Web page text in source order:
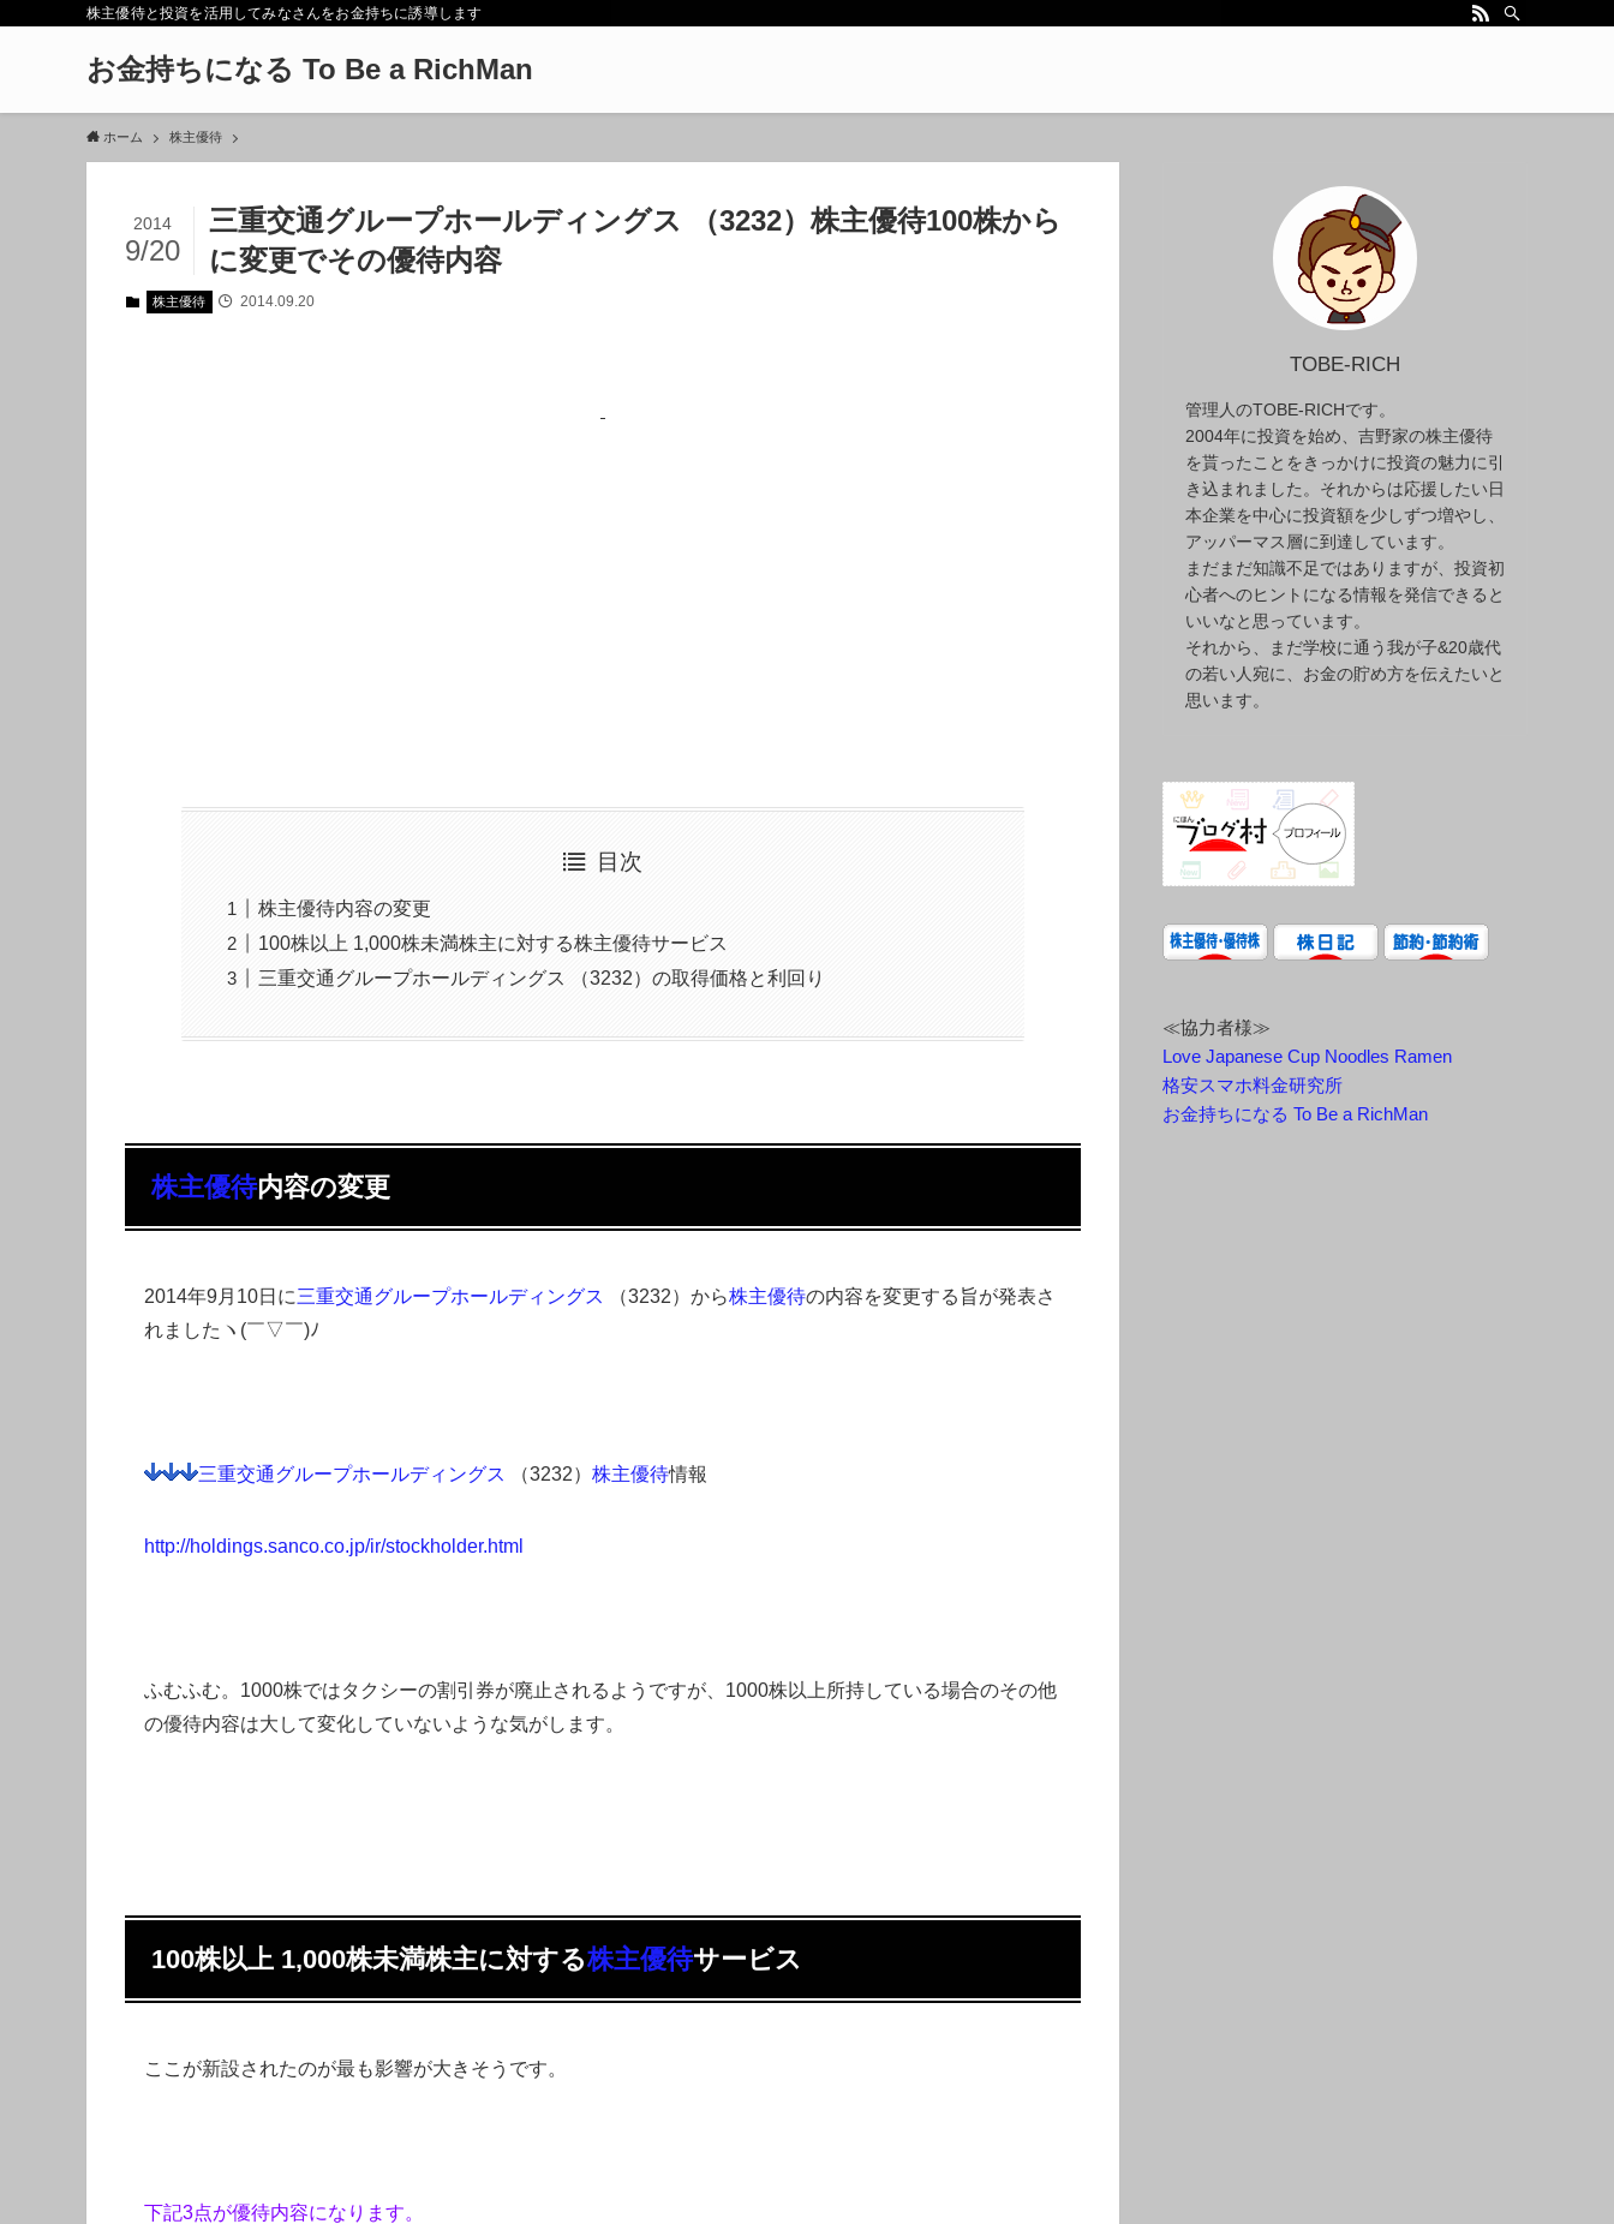
株主優待と投資を活用してみなさんをお金持ちに誘導します
お金持ちになる To Be a RichMan
ホーム 株主優待
三重交通グループホールディングス （3232）株主優待100株から
に変更でその優待内容
2014
9/20
株主優待 2014.09.20
目次
株主優待内容の変更
100株以上 1,000株未満株主に対する株主優待サービス
三重交通グループホールディングス （3232）の取得価格と利回り
株主優待内容の変更
2014年9月10日に三重交通グループホールディングス （3232）から株主優待の内容を変更する旨が発表さ
れましたヽ(￣▽￣)ﾉ
三重交通グループホールディングス （3232） 株主優待情報
http://holdings.sanco.co.jp/ir/stockholder.html
ふむふむ。1000株ではタクシーの割引券が廃止されるようですが、1000株以上所持している場合のその他
の優待内容は大して変化していないような気がします。
100株以上 1,000株未満株主に対する株主優待サービス
ここが新設されたのが最も影響が大きそうです。
下記3点が優待内容になります。
TOBE-RICH
管理人のTOBE-RICHです。
2004年に投資を始め、吉野家の株主優待
を貰ったことをきっかけに投資の魅力に引
き込まれました。それからは応援したい日
本企業を中心に投資額を少しずつ増やし、
アッパーマス層に到達しています。
まだまだ知識不足ではありますが、投資初
心者へのヒントになる情報を発信できると
いいなと思っています。
それから、まだ学校に通う我が子&20歳代
の若い人宛に、お金の貯め方を伝えたいと
思います。
≪協力者様≫
Love Japanese Cup Noodles Ramen
格安スマホ料金研究所
お金持ちになる To Be a RichMan